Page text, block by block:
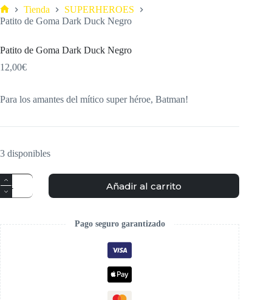
Tienda
SUPERHEROES
Patito de Goma Dark Duck Negro
Patito de Goma Dark Duck Negro
12,00€
Para los amantes del mítico super héroe, Batman!
3 disponibles
Añadir al carrito
Pago seguro garantizado